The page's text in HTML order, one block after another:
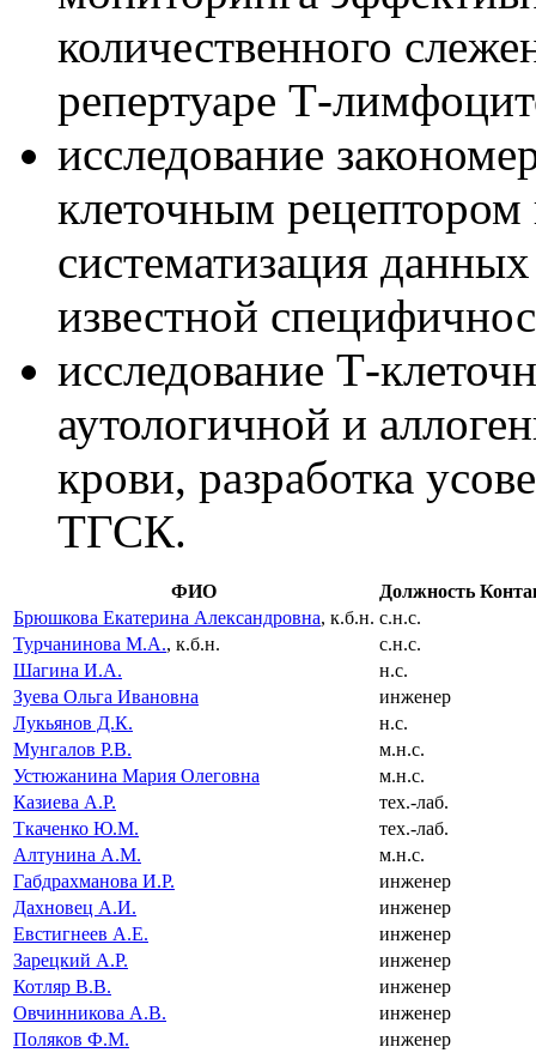
количественного
репертуаре Т-
исследование
клеточным
систематизация
известной
исследование Т-
аутологичной и
крови, разработка
ТГСК.
ФИО Должность
Брюшкова Екатерина Александровна, к.б.н. с.н.с.
Турчанинова М.А., к.б.н.
с.н.с.
Шагина И.А.
н.с.
Зуева Ольга Ивановна
инженер
Лукьянов Д.К.
н.с.
Мунгалов Р.В.
м.н.с.
Устюжанина Мария Олеговна
м.н.с.
Казиева А.Р.
тех.-лаб.
Ткаченко Ю.М.
тех.-лаб.
Алтунина А.М.
м.н.с.
Габдрахманова И.Р.
инженер
Дахновец А.И.
инженер
Евстигнеев А.Е.
инженер
Зарецкий А.Р.
инженер
Котляр В.В.
инженер
Овчинникова А.В.
инженер
Поляков Ф.М.
инженер